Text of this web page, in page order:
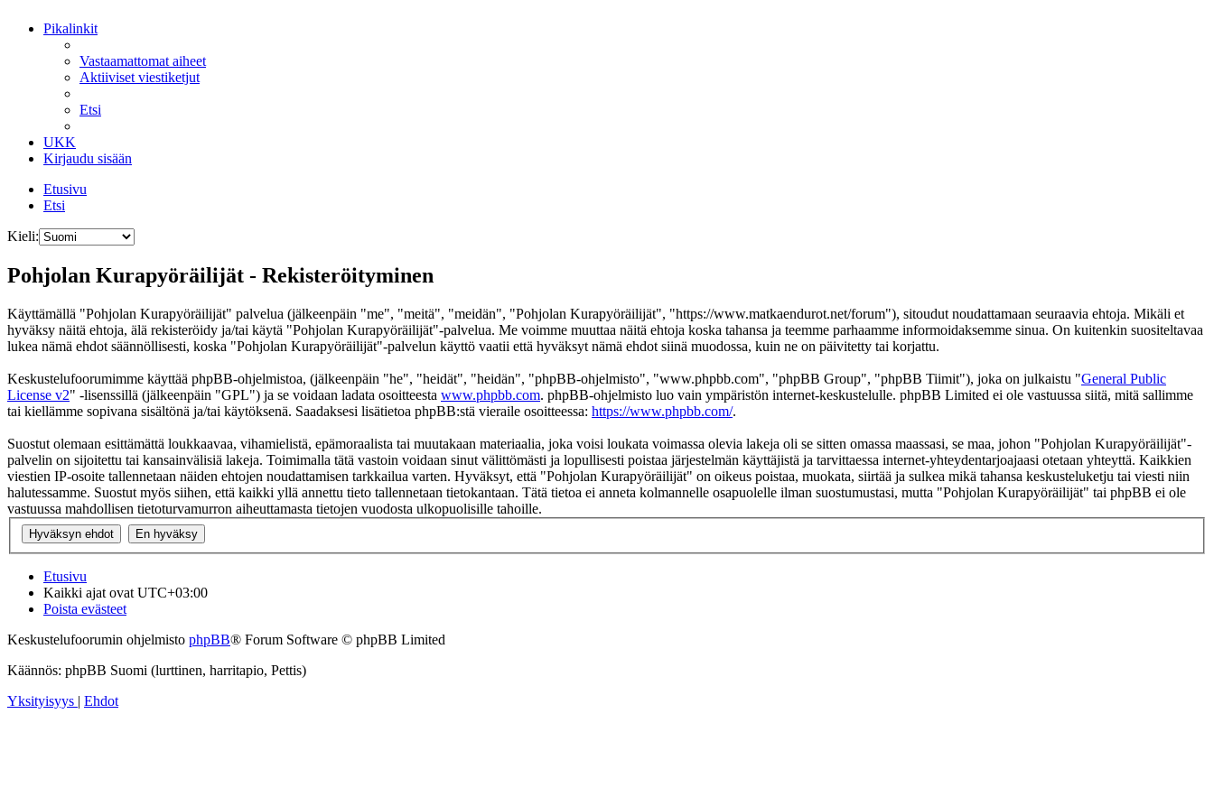
Pikalinkit
Vastaamattomat aiheet
Aktiiviset viestiketjut
Etsi
UKK
Kirjaudu sisään
Etusivu
Etsi
Kieli:
Pohjolan Kurapyöräilijät - Rekisteröityminen
Käyttämällä "Pohjolan Kurapyöräilijät" palvelua (jälkeenpäin "me", "meitä", "meidän", "Pohjolan Kurapyöräilijät", "https://www.matkaendurot.net/forum"), sitoudut noudattamaan seuraavia ehtoja. Mikäli et
hyväksy näitä ehtoja, älä rekisteröidy ja/tai käytä "Pohjolan Kurapyöräilijät"-palvelua. Me voimme muuttaa näitä ehtoja koska tahansa ja teemme parhaamme informoidaksemme sinua. On kuitenkin suositeltavaa
lukea nämä ehdot säännöllisesti, koska "Pohjolan Kurapyöräilijät"-palvelun käyttö vaatii että hyväksyt nämä ehdot siinä muodossa, kuin ne on päivitetty tai korjattu.
Keskustelufoorumimme käyttää phpBB-ohjelmistoa, (jälkeenpäin "he", "heidät", "heidän", "phpBB-ohjelmisto", "www.phpbb.com", "phpBB Group", "phpBB Tiimit"), joka on julkaistu "General Public
License v2" -lisenssillä (jälkeenpäin "GPL") ja se voidaan ladata osoitteesta www.phpbb.com. phpBB-ohjelmisto luo vain ympäristön internet-keskustelulle. phpBB Limited ei ole vastuussa siitä, mitä sallimme
tai kiellämme sopivana sisältönä ja/tai käytöksenä. Saadaksesi lisätietoa phpBB:stä vieraile osoitteessa: https://www.phpbb.com/.
Suostut olemaan esittämättä loukkaavaa, vihamielistä, epämoraalista tai muutakaan materiaalia, joka voisi loukata voimassa olevia lakeja oli se sitten omassa maassasi, se maa, johon "Pohjolan Kurapyöräilijät"-
palvelin on sijoitettu tai kansainvälisiä lakeja. Toimimalla tätä vastoin voidaan sinut välittömästi ja lopullisesti poistaa järjestelmän käyttäjistä ja tarvittaessa internet-yhteydentarjoajaasi otetaan yhteyttä. Kaikkien
viestien IP-osoite tallennetaan näiden ehtojen noudattamisen tarkkailua varten. Hyväksyt, että "Pohjolan Kurapyöräilijät" on oikeus poistaa, muokata, siirtää ja sulkea mikä tahansa keskusteluketju tai viesti niin
halutessamme. Suostut myös siihen, että kaikki yllä annettu tieto tallennetaan tietokantaan. Tätä tietoa ei anneta kolmannelle osapuolelle ilman suostumustasi, mutta "Pohjolan Kurapyöräilijät" tai phpBB ei ole
vastuussa mahdollisen tietoturvamurron aiheuttamasta tietojen vuodosta ulkopuolisille tahoille.
Etusivu
Kaikki ajat ovat UTC+03:00
Poista evästeet
Keskustelufoorumin ohjelmisto phpBB® Forum Software © phpBB Limited
Käännös: phpBB Suomi (lurttinen, harritapio, Pettis)
Yksityisyys | Ehdot